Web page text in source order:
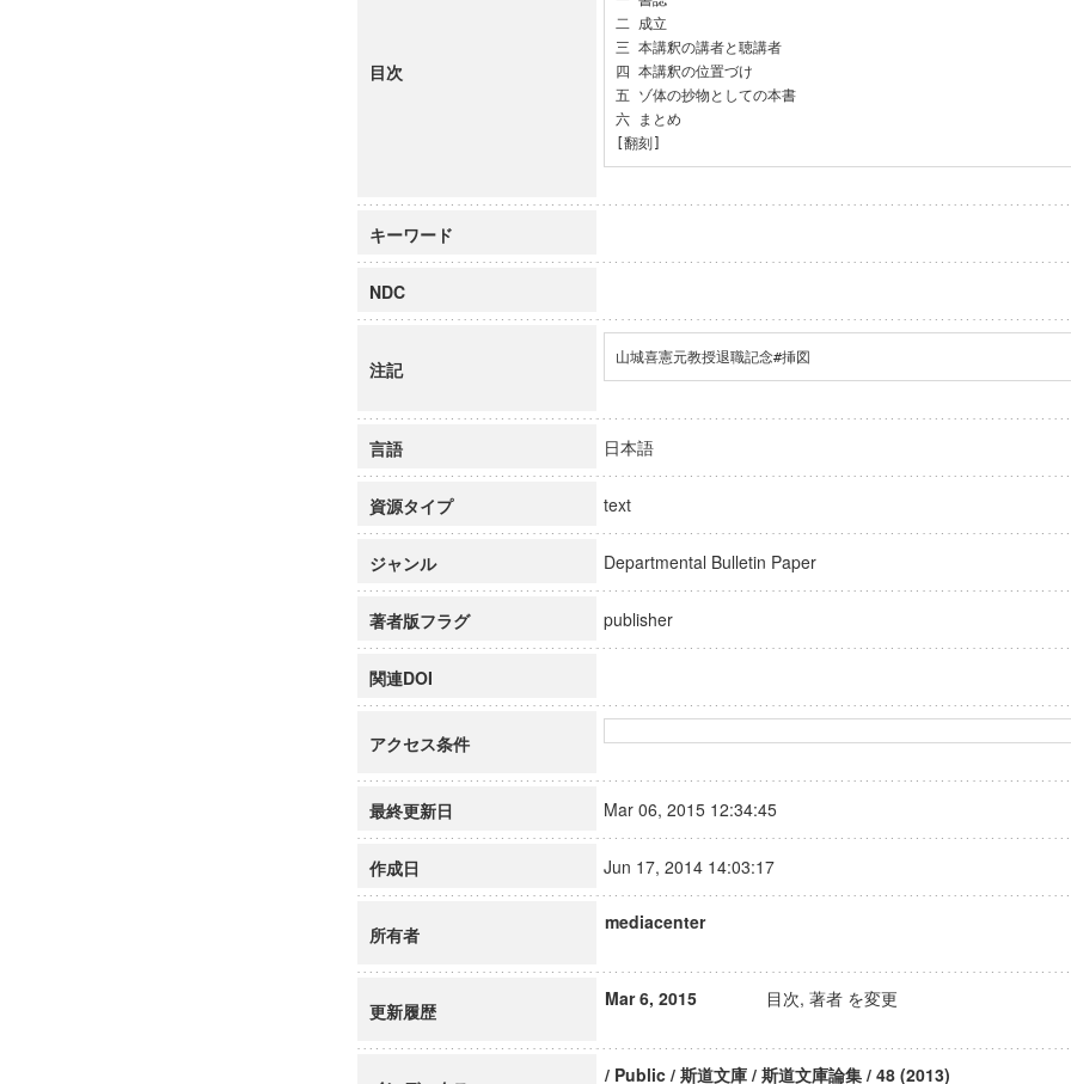
目次
二 成立
三 本講釈の講者と聴講者
四 本講釈の位置づけ
五 ゾ体の抄物としての本書
六 まとめ
[翻刻]
キーワード
NDC
注記
山城喜憲元教授退職記念#挿図
言語 日本語
資源タイプ text
ジャンル Departmental Bulletin Paper
著者版フラグ publisher
関連DOI
アクセス条件
最終更新日 Mar 06, 2015 12:34:45
作成日 Jun 17, 2014 14:03:17
所有者
mediacenter
更新履歴
Mar 6, 2015 目次, 著者 を変更
/ Public / 斯道文庫 / 斯道文庫論集 / 48 (2013)